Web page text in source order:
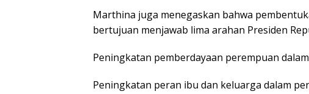
Marthina juga menegaskan bahwa
bertujuan menjawab lima arahan Presiden
Peningkatan pemberdayaan perempuan
Peningkatan peran ibu dan keluarga dalam